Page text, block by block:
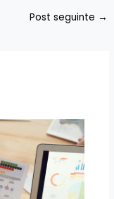
Post seguinte →